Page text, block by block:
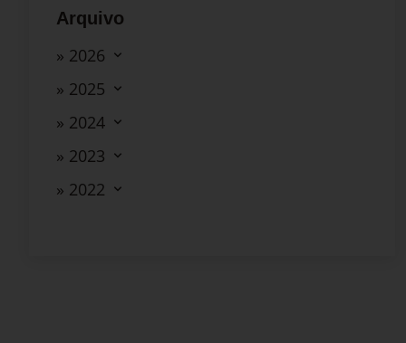
Arquivo
» 2026
» 2025
» 2024
» 2023
» 2022